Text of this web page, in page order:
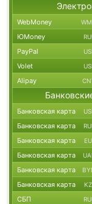
WebMoney
ЮMoney
PayPal
Volet
Alipay
Банковская карта
Банковская карта
Банковская карта
Банковская карта
Банковская карта
Банковская карта
СБП